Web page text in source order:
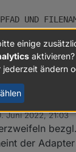
UND
"/
='vis.0'
*/30
Juni 2022, 21:03
von
der
einige
ändern